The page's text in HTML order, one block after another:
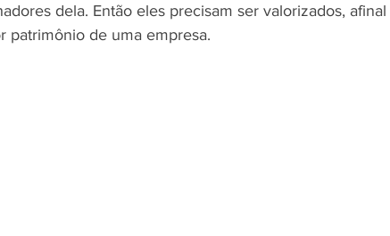
dela. Então eles precisam ser valorizados, afinal
patrimônio de uma empresa.